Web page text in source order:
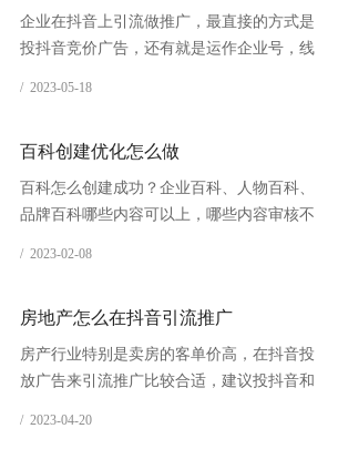
企业在抖音上引流做推广，最直接的方式是
投抖音竞价广告，还有就是运作企业号，线
/ 2023-05-18
百科创建优化怎么做
百科怎么创建成功？企业百科、人物百科、
品牌百科哪些内容可以上，哪些内容审核不
/ 2023-02-08
房地产怎么在抖音引流推广
房产行业特别是卖房的客单价高，在抖音投
放广告来引流推广比较合适，建议投抖音和
/ 2023-04-20